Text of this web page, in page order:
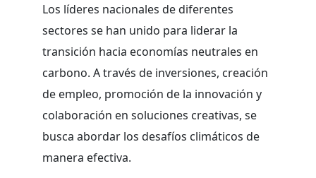
Los líderes nacionales de diferentes
sectores se han unido para liderar la
transición hacia economías neutrales en
carbono. A través de inversiones, creación
de empleo, promoción de la innovación y
colaboración en soluciones creativas, se
busca abordar los desafíos climáticos de
manera efectiva.